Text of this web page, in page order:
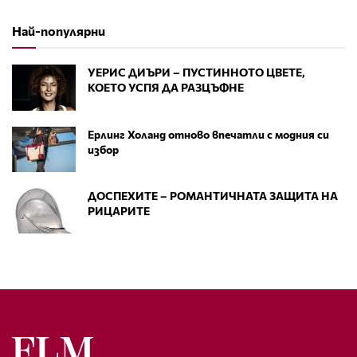
Най-популярни
УЕРИС ДИЪРИ – ПУСТИННОТО ЦВЕТЕ,
КОЕТО УСПЯ ДА РАЗЦЪФНЕ
Ерлинг Холанд отново впечатли с модния си
избор
ДОСПЕХИТЕ – РОМАНТИЧНАТА ЗАЩИТА НА
РИЦАРИТЕ